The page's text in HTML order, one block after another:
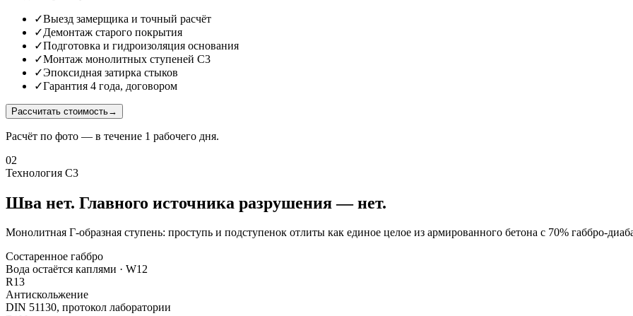
✓Выезд замерщика и точный расчёт
✓Демонтаж старого покрытия
✓Подготовка и гидроизоляция основания
✓Монтаж монолитных ступеней С3
✓Эпоксидная затирка стыков
✓Гарантия 4 года, договором
Рассчитать стоимость→
Расчёт по фото — в течение 1 рабочего дня.
02
Технология С3
Шва нет. Главного источника разрушения — нет.
Монолитная Г-образная ступень: проступь и подступенок отлиты как единое целое из армированного бетона с 70% габбро-
Состаренное габбро
Вода остаётся каплями · W12
R13
Антискольжение
DIN 51130, протокол лаборатории